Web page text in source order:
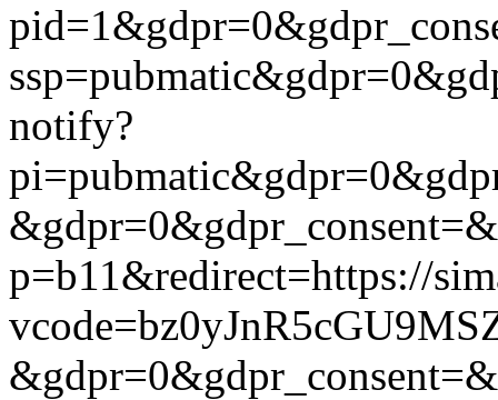
notify?
p=b11&redirect=https://